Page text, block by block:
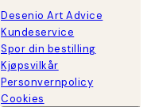
Desenio Art Advice
Kundeservice
Spor din bestilling
Kjøpsvilkår
Personvernpolicy
Cookies